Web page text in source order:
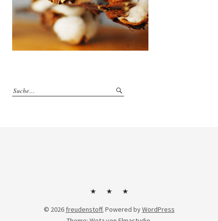
KontaktImpressumDatenschutzerklärung
© 2026 freudenstoff. Powered byWordPress